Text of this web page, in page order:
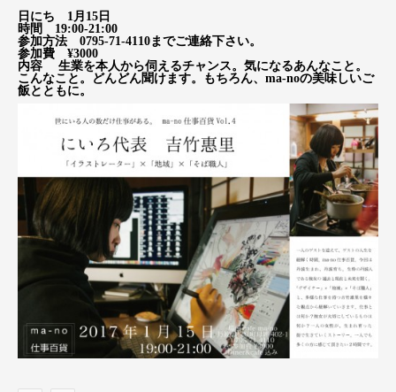
日にち 1月15日
時間 19:00-21:00
参加方法 0795-71-4110までご連絡下さい。
参加費 ¥3000
内容 生業を本人から伺えるチャンス。気になるあんなこと。
こんなこと。どんどん聞けます。もちろん、ma-noの美味しいご
飯とともに。